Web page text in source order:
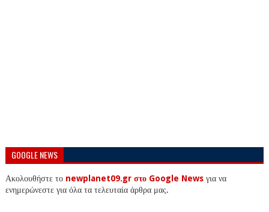
GOOGLE NEWS
Ακολουθήστε το newplanet09.gr στο Google Newsγια να
ενημερώνεστε για όλα τα τελευταία άρθρα μας.